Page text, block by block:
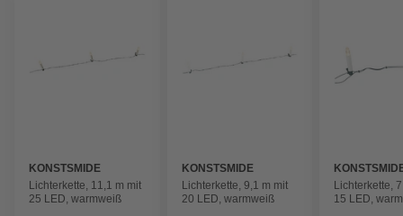
KONSTSMIDE
Lichterkette, 11,1 m mit
25 LED, warmweiß
KONSTSMIDE
Lichterkette, 9,1 m mit
20 LED, warmweiß
Lichterkette,
15 LED,